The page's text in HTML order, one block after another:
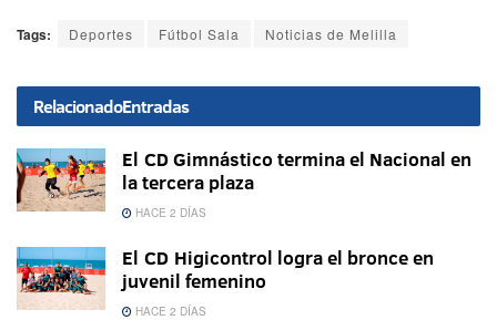
Tags: Deportes Fútbol Sala Noticias de Melilla
RelacionadoEntradas
El CD Gimnástico termina el Nacional en
la tercera plaza
HACE 2 DÍAS
El CD Higicontrol logra el bronce en
juvenil femenino
HACE 2 DÍAS